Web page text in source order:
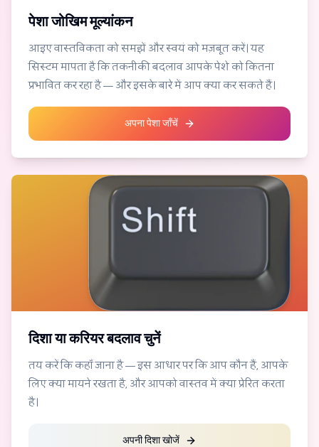
पेशा जोखिम मूल्यांकन
आइए वास्तविकता को समझें और स्वयं को मज़बूत करें। यह
सिस्टम मापता है कि तकनीकी बदलाव आपके पेशे को कितना
प्रभावित कर रहा है — और इसके बारे में आप क्या कर सकते हैं।
अपना पेशा जाँचें
दिशा या करियर बदलाव चुनें
तय करें कि कहाँ जाना है — इस आधार पर कि आप कौन हैं, आपके
लिए क्या मायने रखता है, और आपको वास्तव में क्या प्रेरित करता
है।
अपनी दिशा खोजें